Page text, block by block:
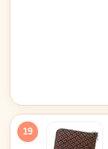
19